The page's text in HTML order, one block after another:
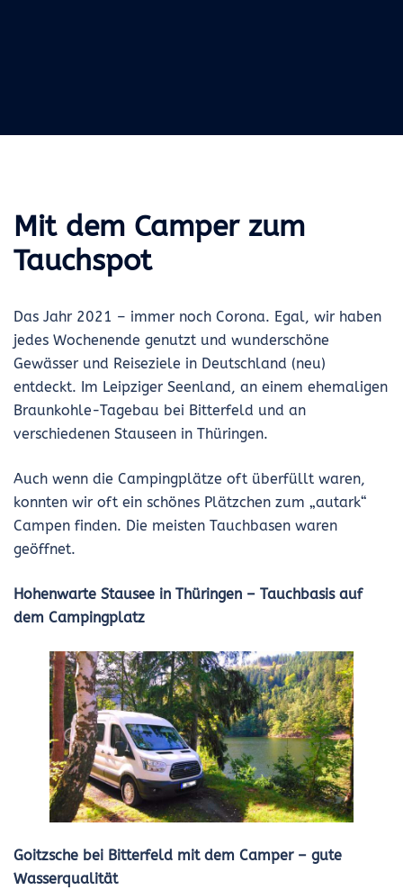
Mit dem Camper zum
Tauchspot
Das Jahr 2021 – immer noch Corona. Egal, wir haben
jedes Wochenende genutzt und wunderschöne
Gewässer und Reiseziele in Deutschland (neu)
entdeckt. Im Leipziger Seenland, an einem ehemaligen
Braunkohle-Tagebau bei Bitterfeld und an
verschiedenen Stauseen in Thüringen.
Auch wenn die Campingplätze oft überfüllt waren,
konnten wir oft ein schönes Plätzchen zum „autark“
Campen finden. Die meisten Tauchbasen waren
geöffnet.
Hohenwarte Stausee in Thüringen – Tauchbasis auf
dem Campingplatz
Goitzsche bei Bitterfeld mit dem Camper – gute
Wasserqualität